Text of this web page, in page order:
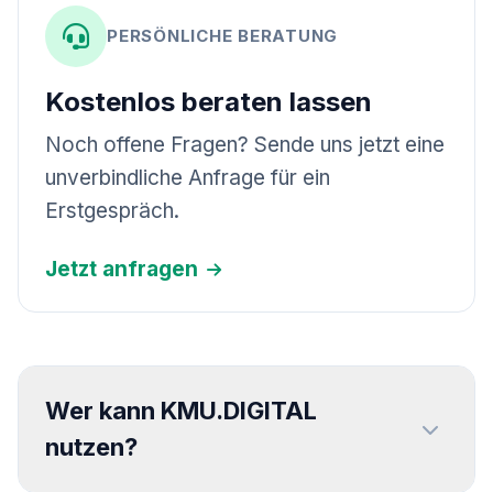
PERSÖNLICHE BERATUNG
Kostenlos beraten lassen
Noch offene Fragen? Sende uns jetzt eine
unverbindliche Anfrage für ein
Erstgespräch.
Jetzt anfragen
Wer kann KMU.DIGITAL
nutzen?